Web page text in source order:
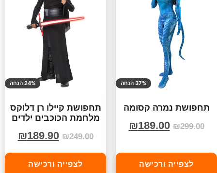
37% הנחה
תחפושת נמרה קסומה
₪299.00
₪189.00
לצפייה ורכישה
24% הנחה
תחפושת קיילו רן דלוקס
מלחמת הכוכבים ילדים
₪249.00
₪189.90
לצפייה ורכישה